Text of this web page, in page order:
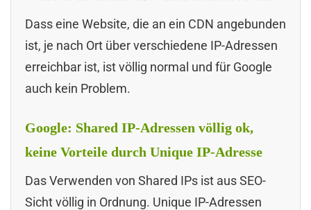
Dass eine Website, die an ein CDN angebunden
ist, je nach Ort über verschiedene IP-Adressen
erreichbar ist, ist völlig normal und für Google
auch kein Problem.
Google: Shared IP-Adressen völlig ok,
keine Vorteile durch Unique IP-Adresse
Das Verwenden von Shared IPs ist aus SEO-
Sicht völlig in Ordnung. Unique IP-Adressen